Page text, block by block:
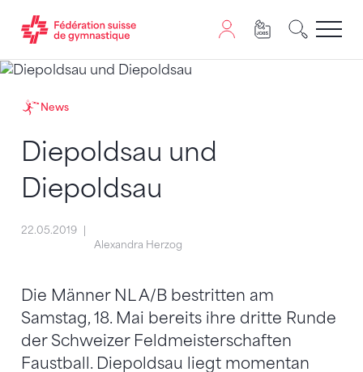
Passer au contenu
Naviguer vers le plan du siten
JavaScript est nécessaire pour naviguer sur ce site.
News
Diepoldsau und
Diepoldsau
22.05.2019
Alexandra Herzog
Die Männer NL A/B bestritten am
Samstag, 18. Mai bereits ihre dritte Runde
der Schweizer Feldmeisterschaften
Faustball. Diepoldsau liegt momentan